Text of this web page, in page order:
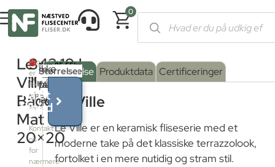
0
Forside/Shop /
Le
Ville
Badoer
Mat
20×20
342,19kr.
pr.
M²
Produktet
er
ikke
på
lager
–
Kontakt
os
for
nærmere
Serie
farve
BADOER
Overflade:
Mat
Grip
Mat
Størrelse
Ikke
på
lager
Få et
tilbud
Beskrivelse Produktdata Certificeringer
Le Ville
Le Ville er en keramisk fliseserie med et
moderne take på det klassiske terrazzolook,
fortolket i en mere nutidig og stram stil.